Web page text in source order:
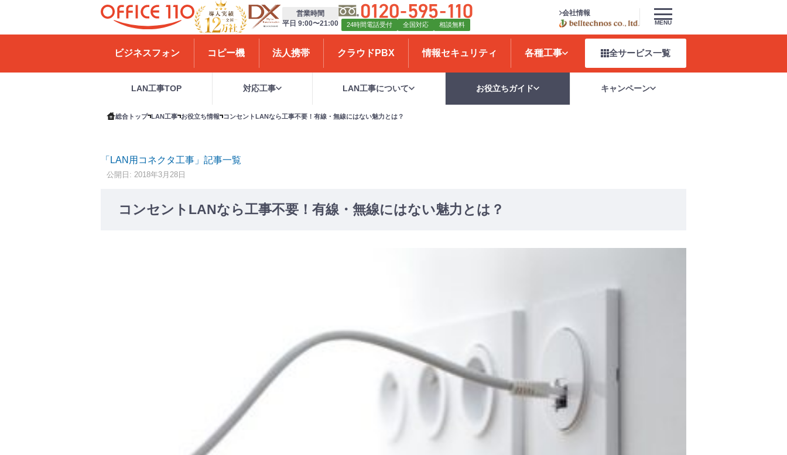
H
e
営業時間
平日 9:00〜21:00
24時間電話受付 全国対応 相談無料
会社情報
MENU
ビジネスフォン コピー機 法人携帯 クラウドPBX 情報セキュリティ 各種工事 全サービス一覧
LAN工事TOP 対応工事 LAN工事について お役立ちガイド キャンペーン
総合トップ LAN工事 お役立ち情報 コンセントLANなら工事不要！有線・無線にはない魅力とは？
「LAN用コネクタ工事」記事一覧
公開日: 2018年3月28日
コンセントLANなら工事不要！有線・無線にはない魅力とは？